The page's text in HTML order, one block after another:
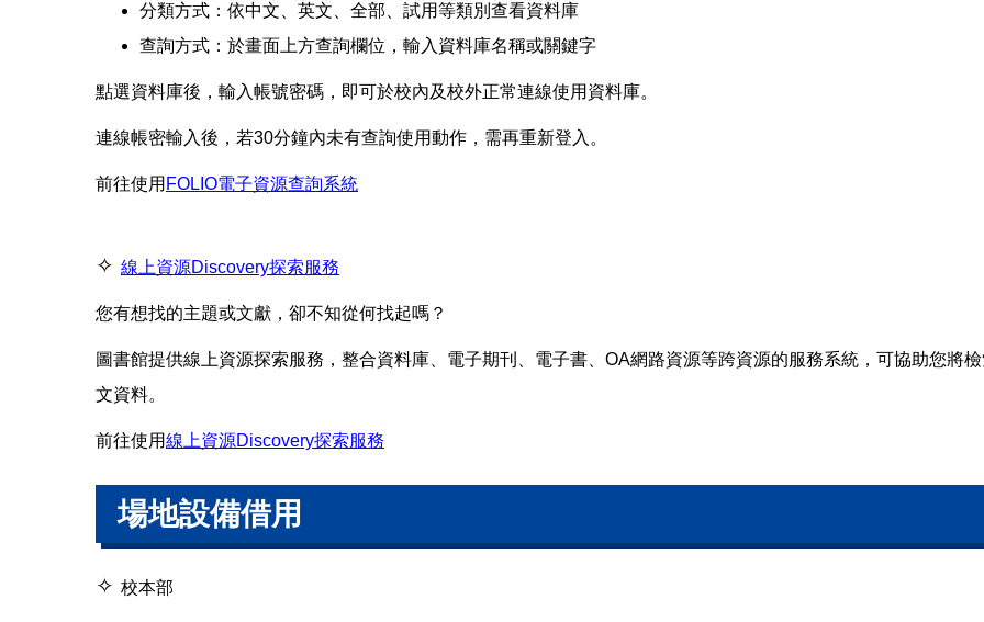
分類方式：依中文、英文、全部、試用等類別查看資料庫
查詢方式：於畫面上方查詢欄位，輸入資料庫名稱或關鍵字
點選資料庫後，輸入帳號密碼，即可於校內及校外正常連線使用資料庫。
連線帳密輸入後，若30分鐘內未有查詢使用動作，需再重新登入。
前往使用 FOLIO電子資源查詢系統
✧ 線上資源Discovery探索服務
您有想找的主題或文獻，卻不知從何找起嗎？
圖書館提供線上資源探索服務，整合資料庫、電子期刊、電子書、OA網路資源等跨資源的服務系統，可協助您將
文資料。
前往使用線上資源Discovery探索服務
場地設備借用
✧ 校本部